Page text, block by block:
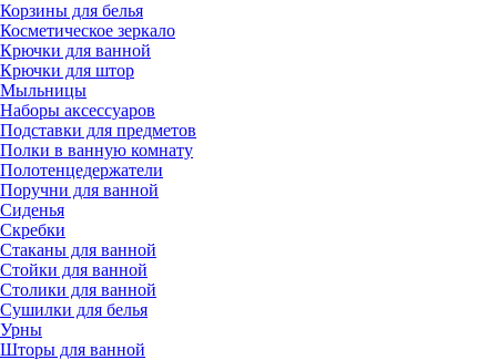
Корзины для белья
Косметическое зеркало
Крючки для ванной
Крючки для штор
Мыльницы
Наборы аксессуаров
Подставки для предметов
Полки в ванную комнату
Полотенцедержатели
Поручни для ванной
Сиденья
Скребки
Стаканы для ванной
Стойки для ванной
Столики для ванной
Сушилки для белья
Урны
Шторы для ванной